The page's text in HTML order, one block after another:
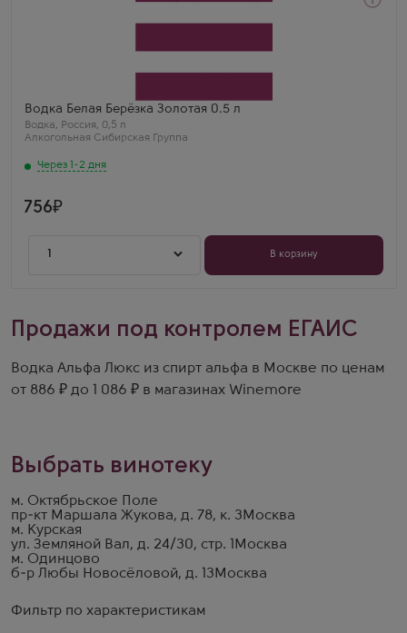
Фильтр по характеристикам
Водка Белая Берёзка Золотая 0.5 л
Водка, Россия, 0,5 л
Алкогольная Сибирская Группа
Через 1-2 дня
Регион
Ростовская область
Арсений
Белая Берёзка Золотая 0.5 — мягкая, с лёгкой
сладостью. Отлично пьётся даже без закуски.
756
1 В корзину
Продажи под контролем ЕГАИС
Водка Альфа Люкс из спирт альфа в Москве по ценам
от 886 ₽ до 1 086 ₽ в магазинах Winemore
Выбрать винотеку
м. Октябрьское Поле
пр-кт Маршала Жукова, д. 78, к. 3 Москва
м. Курская
ул. Земляной Вал, д. 24/30, стр. 1
Москва
м. Одинцово
б-р Любы Новосёловой, д. 13 Москва